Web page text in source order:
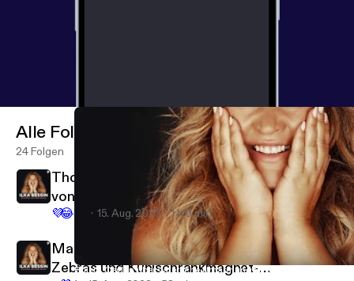
Bülent Ceylan über väterliche Umarmungen, soziales
Alle Folgen
24 Folgen
Thomas Rath über Leggins, Mode in Zeiten
von Corona und Holiday on Ice-Kostüme
💜😂 15. Aug. 2022 1 h 0 min
Markus Krebs über Pizza-Taxis, geklaute
Zebras und Kühlschrankmagnet-